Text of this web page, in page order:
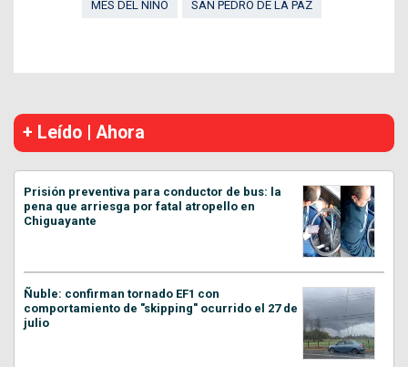
MES DEL NIÑO SAN PEDRO DE LA PAZ
+ Leído | Ahora
Prisión preventiva para conductor de bus: la
pena que arriesga por fatal atropello en
Chiguayante
Ñuble: confirman tornado EF1 con
comportamiento de "skipping" ocurrido el 27 de
julio